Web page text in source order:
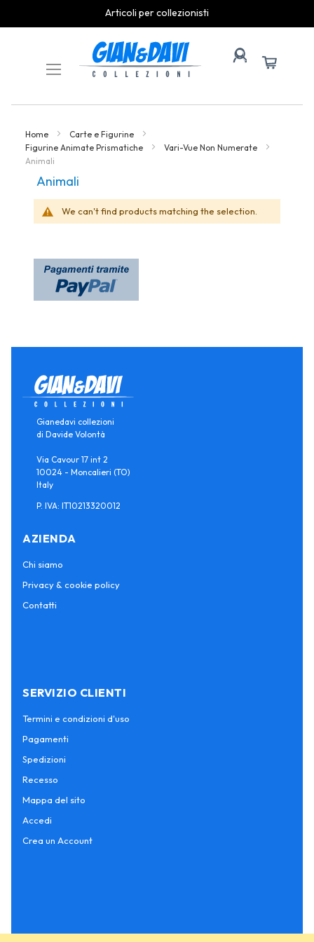
Articoli per collezionisti
Content
Home
Carte e Figurine
Figurine Animate Prismatiche
Vari-Vue Non Numerate
Animali
Animali
We can't find products matching the selection.
Gianedavi collezioni
di Davide Volontà
Via Cavour 17 int 2
10024 - Moncalieri (TO)
Italy
P. IVA: IT10213320012
AZIENDA
Chi siamo
Privacy & cookie policy
Contatti
SERVIZIO CLIENTI
Termini e condizioni d'uso
Pagamenti
Spedizioni
Recesso
Mappa del sito
Accedi
Crea un Account